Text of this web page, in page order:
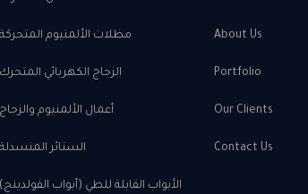
مظلات الألمنيوم المتحركة
الزجاج الكهربائي المتحرك
أعمال الألمنيوم والزجاج
الستائر المنسدلة
الأبواب القابلة للطي (أبواب الفولدينج)
About Us
Portfolio
Our Clients
Contact Us